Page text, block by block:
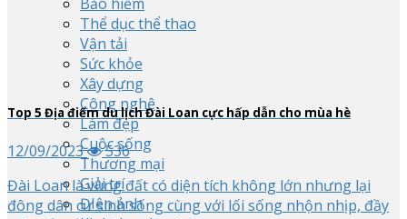
Thể dục thể thao
Vận tải
Sức khỏe
Xây dựng
Công nghệ
Làm đẹp
Cuộc sống
Thương mại
Giải trí
ĐIện ảnh
Top 5 Địa điểm du lịch Đài Loan cực hấp dẫn cho mùa hè
12/09/2023
536
Đài Loan là vùng đất có diện tích không lớn nhưng lại
đông dân cư sinh sống cùng với lối sống nhộn nhịp, đầy